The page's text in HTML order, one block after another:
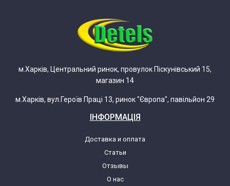
FCGW521109 55264
FCGW530019 54933
FCGW53020 54312
м.Харків, Центральний ринок, провулок Піскунівський 15,
магазин 14
м.Харків, вул.Героїв Праці 13, ринок "Європа", павільйон 29
ІНФОРМАЦІЯ
Доставка и оплата
Статьи
Отзывы
О нас